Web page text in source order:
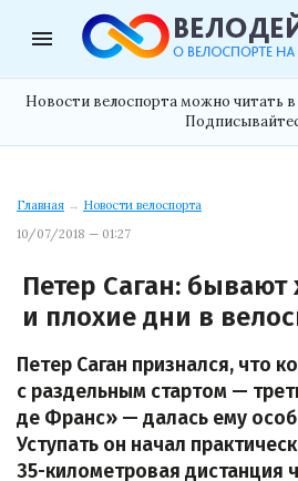
menu
Новости велоспорта можно читать в
Главная → Новости велоспорта
10/07/2018 — 01:27
Петер Саган:
и плохие дни в
Петер Саган признался, что
с раздельным стартом —
де Франс» — далась ему
Уступать он начал
35-километровая дистанция